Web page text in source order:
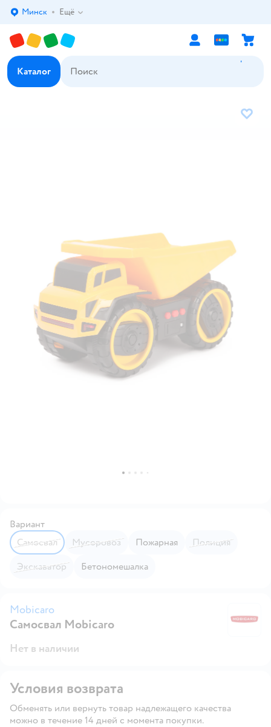
Выбор адреса доставки.
Минск Ещё
Каталог
В
Вариант
Самосвал
Мусоровоз Пожарная
Полиция
экскаватор
Бетономешалка
Mobicaro
Самосвал Mobicaro
Нет в наличии
Условия возврата
Обменять или вернуть товар надлежащего качества
можно в течение 14 дней с момента покупки.